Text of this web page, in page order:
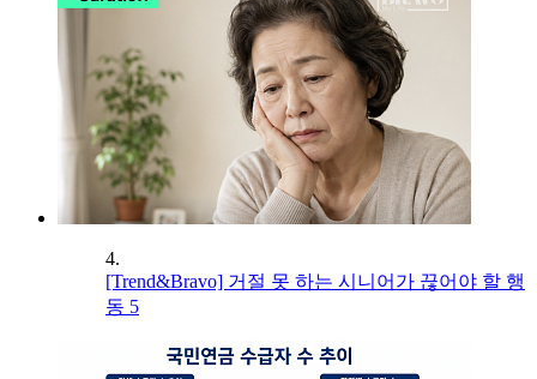
4.
[Trend&Bravo] 거절 못 하는 시니어가 끊어야 할 행
동 5